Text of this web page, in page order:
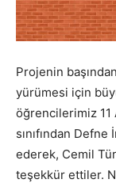
Projenin
yürümesi için
öğrencilerimiz 11
sınıfından
ederek, Cemil
teşekkür ettiler.